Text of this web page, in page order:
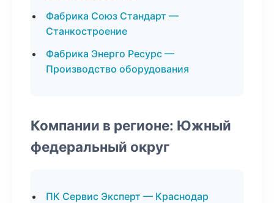
Фабрика Союз Стандарт —
Станкостроение
Фабрика Энерго Ресурс —
Производство оборудования
Компании в регионе: Южный
федеральный округ
ПК Сервис Эксперт — Краснодар